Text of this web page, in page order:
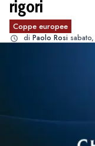
rigori
Coppe europee
di Paolo Rosi